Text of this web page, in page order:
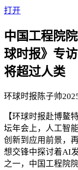
打开
中国工程院
球时报》专
将超过人类
环球时报 陈子帅
【环球时报赴博鳌
坛年会上，人工智
创新到应用前景，
想交锋中探讨着AI
之一，中国工程院